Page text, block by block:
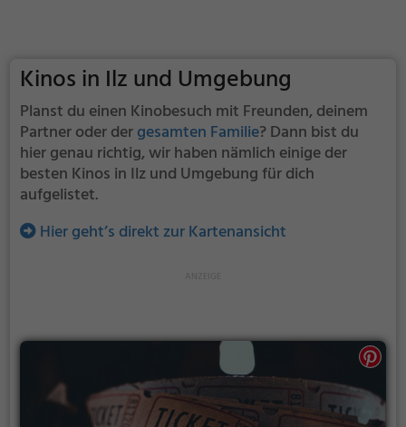
Kinos in Ilz und Umgebung
Planst du einen Kinobesuch mit Freunden, deinem
Partner oder dergesamten Familie? Dann bist du
hier genau richtig, wir haben nämlich einige der
besten Kinos in Ilz und Umgebung für dich
aufgelistet.
Hier geht’s direkt zur Kartenansicht